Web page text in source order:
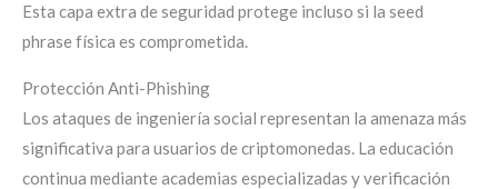
Esta capa extra de seguridad protege incluso si la seed
phrase física es comprometida.
Protección Anti-Phishing
Los ataques de ingeniería social representan la amenaza más
significativa para usuarios de criptomonedas. La educación
continua mediante academias especializadas y verificación